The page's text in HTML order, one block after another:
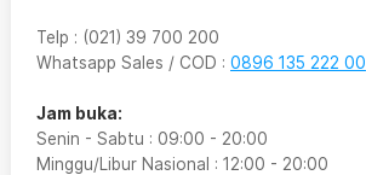
Telp : (021) 39 700 200
Whatsapp Sales / COD : 0896 135 222 00
Jam buka:
Senin - Sabtu : 09:00 - 20:00
Minggu/Libur Nasional : 12:00 - 20:00